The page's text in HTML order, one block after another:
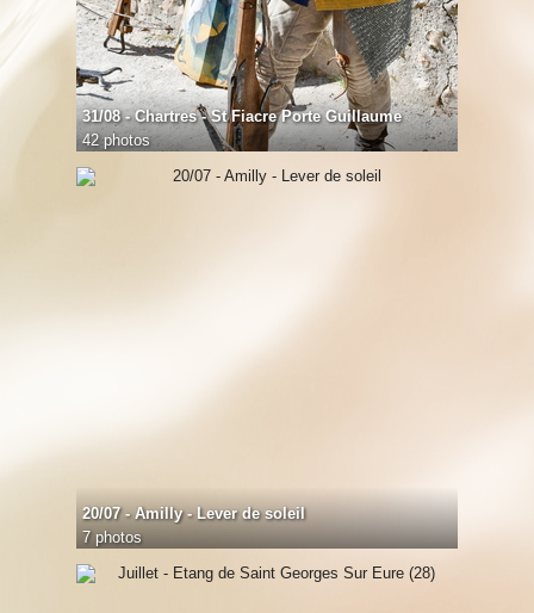
31/08 - Chartres - St Fiacre Porte Guillaume
42 photos
20/07 - Amilly - Lever de soleil
7 photos